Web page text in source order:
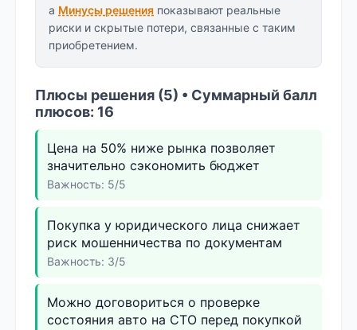
а Минусы решения показывают реальные
риски и скрытые потери, связанные с таким
приобретением.
Плюсы решения (5) • Суммарный балл
плюсов: 16
Цена на 50% ниже рынка позволяет
значительно сэкономить бюджет
Важность: 5/5
Покупка у юридического лица снижает
риск мошенничества по документам
Важность: 3/5
Можно договориться о проверке
состояния авто на СТО перед покупкой